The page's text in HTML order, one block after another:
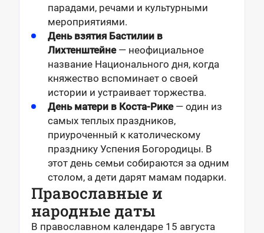
парадами, речами и культурными
мероприятиями.
День взятия Бастилии в
Лихтенштейне— неофициальное
название Национального дня, когда
княжество вспоминает о своей
истории и устраивает торжества.
День матери в Коста-Рике— один из
самых теплых праздников,
приуроченный к католическому
празднику Успения Богородицы. В
этот день семьи собираются за одним
столом, а дети дарят мамам подарки.
Православные и
народные даты
В православном календаре 15 августа